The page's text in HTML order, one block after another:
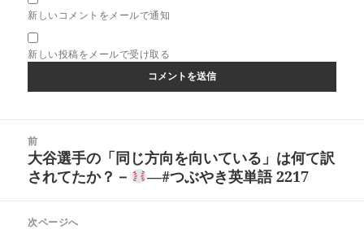
新しいコメントをメールで通知
新しい投稿をメールで受け取る
前
前
の
稿:
大谷選手の「同じ方向を向いている」は何て訳
されてたか？－
―#つぶやき英単語 2217
次ページへ